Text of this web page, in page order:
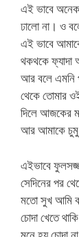
এই ভাবে
ঢালো না। ও
এই ভাবে
থকথকে ফ্যাদা
আর বলে এমনি
থেকে তোমার
দিলে আজকের
আর আমাকে
এইভাবে
সেদিনের পর
মতো সুখ আমি
চোদা খেতে